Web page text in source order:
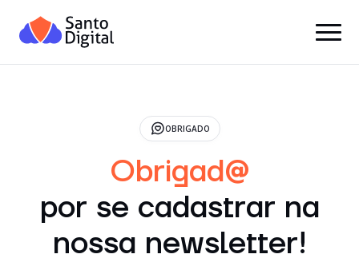
OBRIGADO
Obrigad@
por se cadastrar na
nossa newsletter!